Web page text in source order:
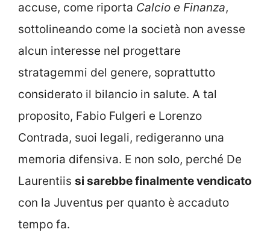
accuse, come riporta Calcio e Finanza,
sottolineando come la società non avesse
alcun interesse nel progettare
stratagemmi del genere, soprattutto
considerato il bilancio in salute. A tal
proposito, Fabio Fulgeri e Lorenzo
Contrada, suoi legali, redigeranno una
memoria difensiva. E non solo, perché De
Laurentiis si sarebbe finalmente vendicato
con la Juventus per quanto è accaduto
tempo fa.